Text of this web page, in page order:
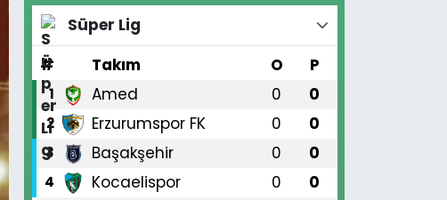
Süper Lig
#
Takım O P
1 Amed 0 0
2 Erzurumspor FK 0 0
3 Başakşehir 0 0
4 Kocaelispor 0 0